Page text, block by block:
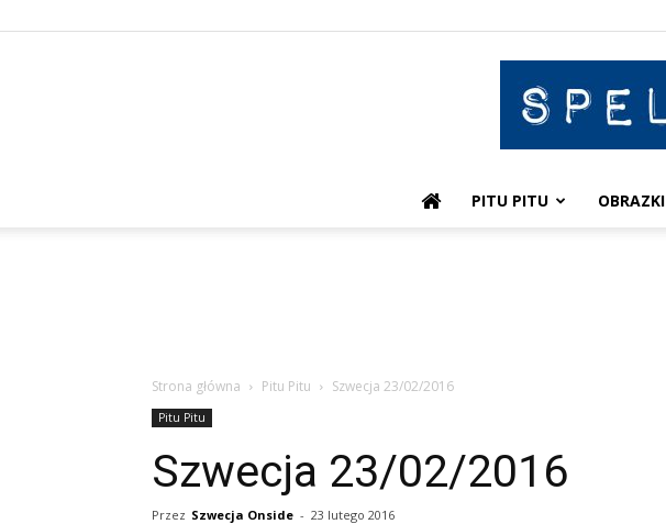
PITU PITU OBRAZKI
Strona główna Pitu Pitu Szwecja 23/02/2016
Pitu Pitu
Szwecja 23/02/2016
Przez Szwecja Onside - 23 lutego 2016